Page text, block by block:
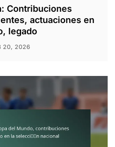
Contribuciones
actuaciones en
legado
20, 2026